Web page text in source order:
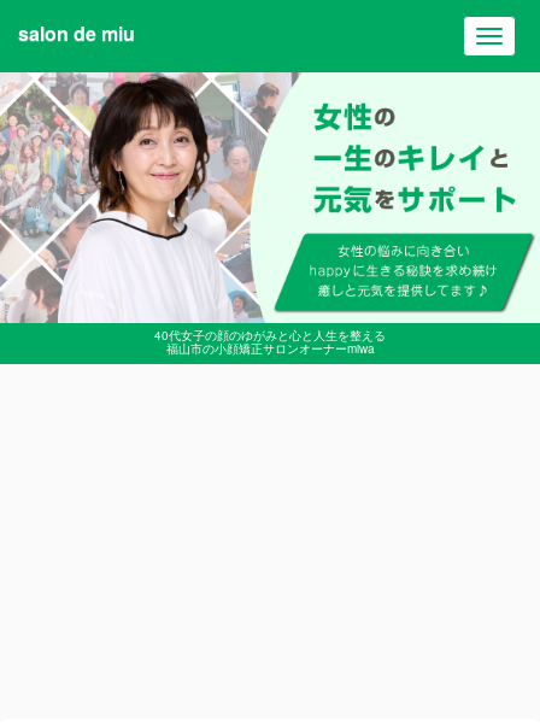
40代女子の顔のゆがみと心と人生を整える
福山市の小顔矯正サロンオーナーmiwa
salon de miu